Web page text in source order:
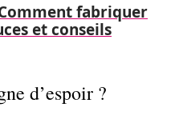
fabriquer
et conseils
d’espoir ?